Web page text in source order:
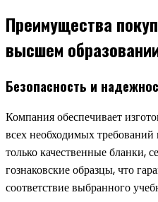
Преимущества
высшем
Безопасность и
Компания обеспечивает
всех необходимых
только качественные бланки,
гознаковские образцы, что
соответствие выбранного